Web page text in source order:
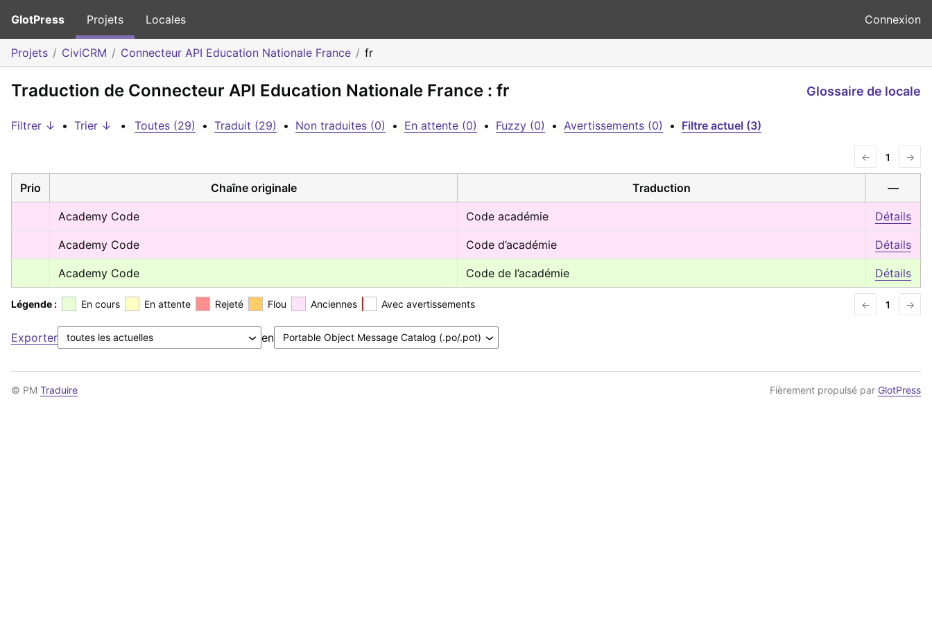
GlotPress Projets Locales Connexion
Projets CiviCRM Connecteur API Education Nationale France fr
Traduction de Connecteur API Education Nationale France : fr Glossaire de locale
Filtrer ↓ • Trier ↓ • Toutes (29) • Traduit (29) • Non traduites (0) • En attente (0) • Fuzzy (0) • Avertissements (0) • Filtre actuel (3)
← 1 →
Prio Chaîne originale Traduction —
Academy Code Code académie Détails
Academy Code Code d’académie Détails
Academy Code Code de l’académie Détails
Légende : En cours En attente Rejeté Flou Anciennes Avec avertissements ← 1 →
Exporter en
© PM Traduire Fièrement propulsé par GlotPress